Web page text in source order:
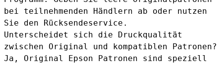
bei teilnehmenden Händlern ab oder nutzen
Sie den Rücksendeservice.
Unterscheidet sich die Druckqualität
zwischen Original und kompatiblen Patronen?
Ja, Original Epson Patronen sind speziell